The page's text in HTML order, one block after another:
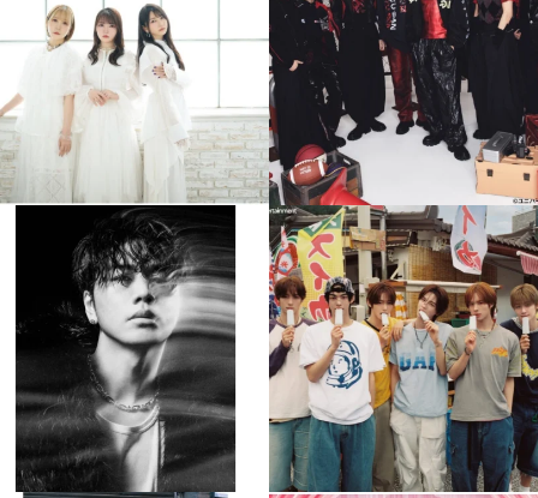
8月 4
4 0
8月 4
4 0
musicjapantv
💡8月特番放送決定！
...
8月 4
305 0
musicjapantv
💡8月特番放送決定！
...
8月 4
5 0